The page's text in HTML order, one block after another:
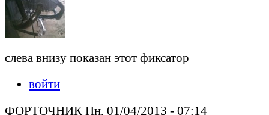
слева внизу показан этот фиксатор
войти
ФОРТОЧНИК Пн, 01/04/2013 - 07:14